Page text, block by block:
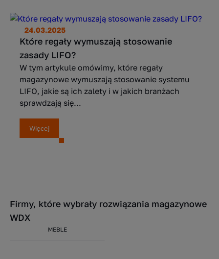
24.03.2025
Które regały wymuszają stosowanie
zasady LIFO?
W tym artykule omówimy, które regały
magazynowe wymuszają stosowanie systemu
LIFO, jakie są ich zalety i w jakich branżach
sprawdzają się...
Więcej
Firmy, które wybrały rozwiązania magazynowe
WDX
MEBLE